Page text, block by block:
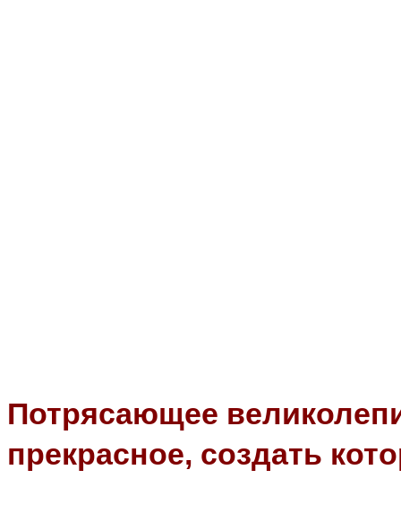
Потрясающее
прекрасное, создать